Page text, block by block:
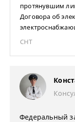
протянувшим
Договора об
СНТ
Федеральный